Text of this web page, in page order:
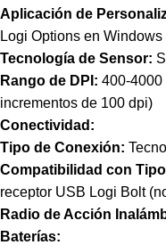
Aplicación de
Logi Options en Windows
Tecnología de Sensor:
Rango de DPI: 400-4000
incrementos de 100 dpi)
Conectividad:
Tipo de Conexión:
Compatibilidad con
receptor USB Logi Bolt
Radio de Acción
Baterías: